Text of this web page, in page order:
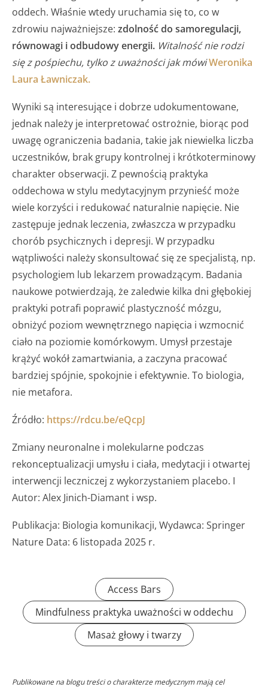
oddech. Właśnie wtedy uruchamia się to, co w
zdrowiu najważniejsze: zdolność do samoregulacji,
równowagi i odbudowy energii. Witalność nie rodzi
się z pośpiechu, tylko z uważności jak mówiWeronika
Laura Ławniczak.
Wyniki są interesujące i dobrze udokumentowane,
jednak należy je interpretować ostrożnie, biorąc pod
uwagę ograniczenia badania, takie jak niewielka liczba
uczestników, brak grupy kontrolnej i krótkoterminowy
charakter obserwacji. Z pewnością praktyka
oddechowa w stylu medytacyjnym przynieść może
wiele korzyści i redukować naturalnie napięcie. Nie
zastępuje jednak leczenia, zwłaszcza w przypadku
chorób psychicznych i depresji. W przypadku
wątpliwości należy skonsultować się ze specjalistą, np.
psychologiem lub lekarzem prowadzącym. Badania
naukowe potwierdzają, że zaledwie kilka dni głębokiej
praktyki potrafi poprawić plastyczność mózgu,
obniżyć poziom wewnętrznego napięcia i wzmocnić
ciało na poziomie komórkowym. Umysł przestaje
krążyć wokół zamartwiania, a zaczyna pracować
bardziej spójnie, spokojnie i efektywnie. To biologia,
nie metafora.
Źródło: https://rdcu.be/eQcpJ
Zmiany neuronalne i molekularne podczas
rekonceptualizacji umysłu i ciała, medytacji i otwartej
interwencji leczniczej z wykorzystaniem placebo. I
Autor: Alex Jinich-Diamant i wsp.
Publikacja: Biologia komunikacji, Wydawca: Springer
Nature Data: 6 listopada 2025 r.
Access Bars
Mindfulness praktyka uważności w oddechu
Masaż głowy i twarzy
Publikowane na blogu treści o charakterze medycznym mają cel